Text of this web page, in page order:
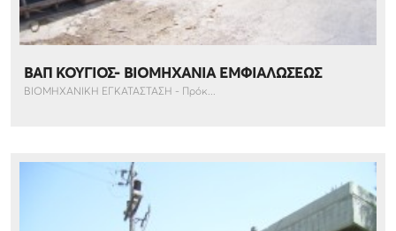
ΒΑΠ ΚΟΥΓΙΟΣ- ΒΙΟΜΗΧΑΝΙΑ ΕΜΦΙΑΛΩΣΕΩΣ
ΒΙΟΜΗΧΑΝΙΚΗ ΕΓΚΑΤΑΣΤΑΣΗ - Πρόκ...